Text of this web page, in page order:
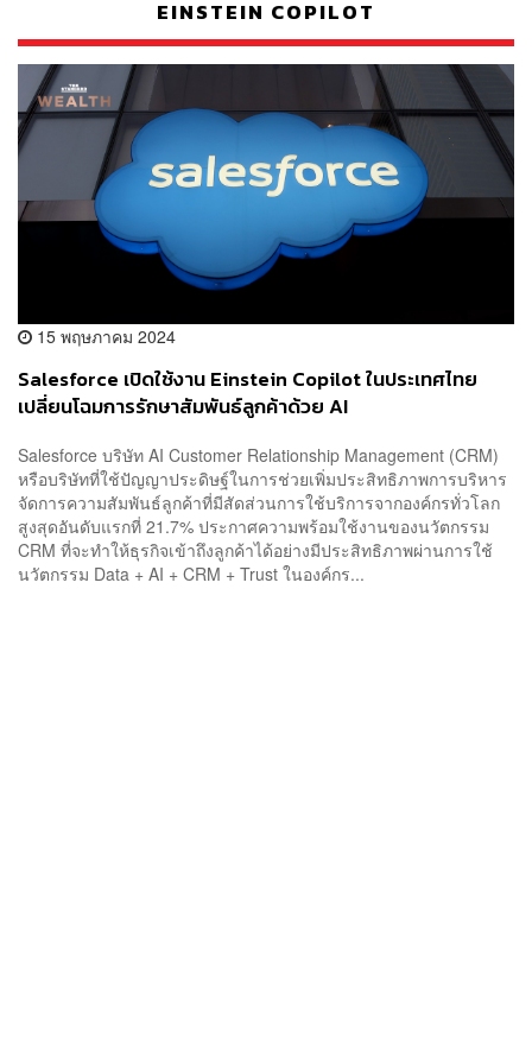
EINSTEIN COPILOT
15 พฤษภาคม 2024
Salesforce เปิดใช้งาน Einstein Copilot ในประเทศไทย
เปลี่ยนโฉมการรักษาสัมพันธ์ลูกค้าด้วย AI
Salesforce บริษัท AI Customer Relationship Management (CRM)
หรือบริษัทที่ใช้ปัญญาประดิษฐ์ในการช่วยเพิ่มประสิทธิภาพการบริหาร
จัดการความสัมพันธ์ลูกค้าที่มีสัดส่วนการใช้บริการจากองค์กรทั่วโลก
สูงสุดอันดับแรกที่ 21.7% ประกาศความพร้อมใช้งานของนวัตกรรม
CRM ที่จะทำให้ธุรกิจเข้าถึงลูกค้าได้อย่างมีประสิทธิภาพผ่านการใช้
นวัตกรรม Data + AI + CRM + Trust ในองค์กร...